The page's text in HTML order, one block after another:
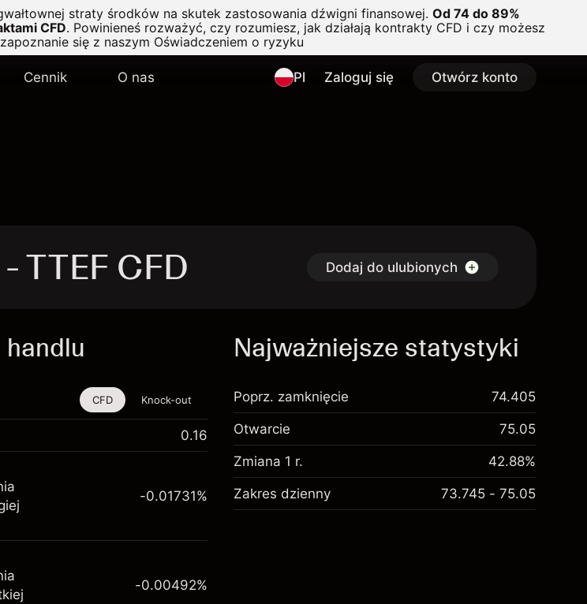
straty środków na skutek zastosowania dźwigni finansowej. Od 74 do 89%
CFD. Powinieneś rozważyć, czy rozumiesz, jak działają kontrakty CFD i czy możesz
się z naszym Oświadczeniem o ryzyku
Cennik O nas Pl Zaloguj się Otwórz konto
TTEF CFD Dodaj do ulubionych
finansowy jest dostępny do
CFD i opcje knock-out
out
CFD Knock-out
0.16
-0.01731%
-0.00492%
Najważniejsze statystyki
Poprz. zamknięcie 74.405
Otwarcie 75.05
Zmiana 1 r. 42.88%
Zakres dzienny 73.745 - 75.05